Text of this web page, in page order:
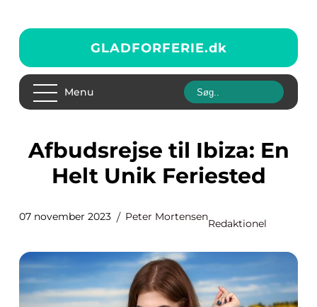
GLADFORFERIE.dk
Menu
Afbudsrejse til Ibiza: En
Helt Unik Feriested
07 november 2023 Peter Mortensen
Redaktionel